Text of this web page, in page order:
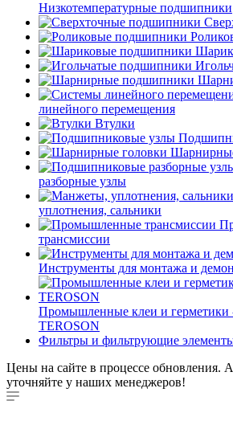
Низкотемпературные подшипники
линейного перемещения
Втулки
разборные узлы
уплотнения, сальники
трансмиссии
Инструменты для монтажа и
Промышленные клеи и герметики
TEROSON
Фильтры и фильтрующие
Цены на сайте в процессе обновления.
уточняйте у наших менеджеров!